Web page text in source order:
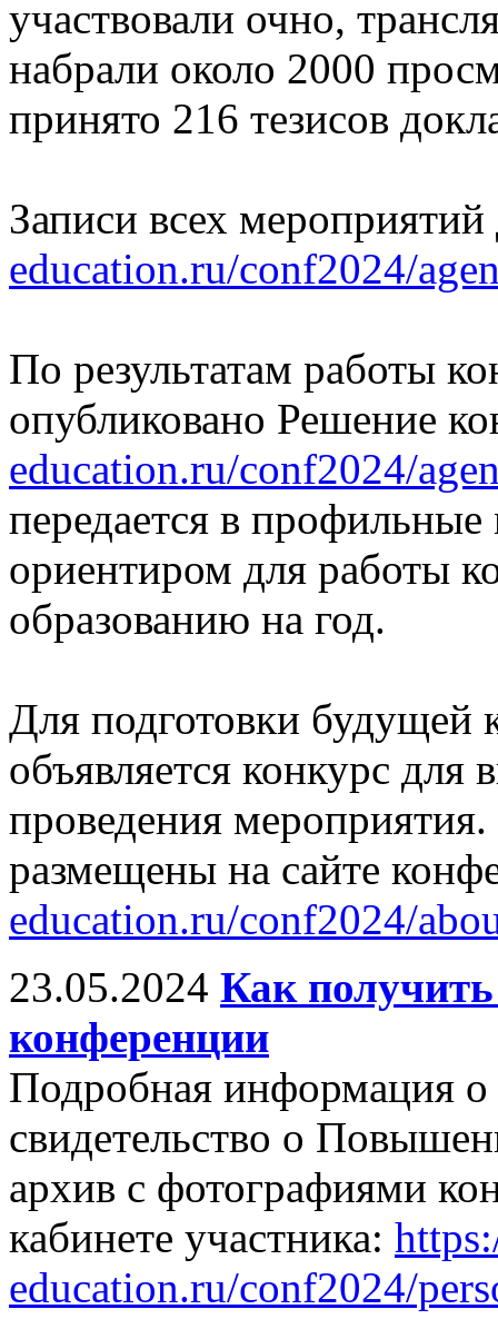
участвовали очно,
набрали около 2000
принято 216 тезисов
Записи всех
education.ru/conf2024/
По результатам работы
опубликовано Решение
education.ru/conf2024/
передается в профильные
ориентиром для работы
образованию на год.
Для подготовки будущей
объявляется конкурс
проведения
размещены на сайте
education.ru/conf2024/
23.05.2024 Как
конференции
Подробная информация о
свидетельство о
архив с фотографиями
кабинете участника:
education.ru/conf2024/